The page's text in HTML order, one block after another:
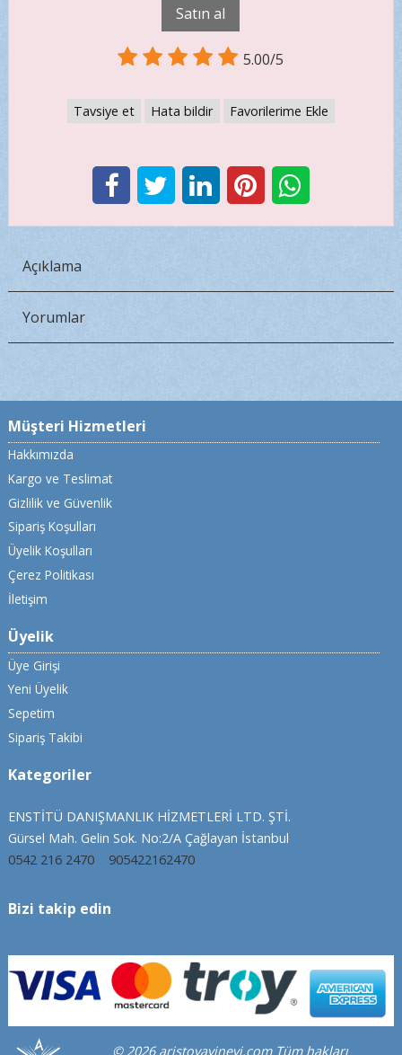
Satın al
5.00/5
Tavsiye et Hata bildir Favorilerime Ekle
Açıklama
Yorumlar
Müşteri Hizmetleri
Hakkımızda
Kargo ve Teslimat
Gizlilik ve Güvenlik
Sipariş Koşulları
Üyelik Koşulları
Çerez Politikası
İletişim
Üyelik
Üye Girişi
Yeni Üyelik
Sepetim
Sipariş Takibi
Kategoriler
ENSTİTÜ DANIŞMANLIK HİZMETLERİ LTD. ŞTİ.
Gürsel Mah. Gelin Sok. No:2/A Çağlayan İstanbul
0542 216 2470
905422162470
Bizi takip edin
© 2026 aristoyayinevi.com Tüm hakları